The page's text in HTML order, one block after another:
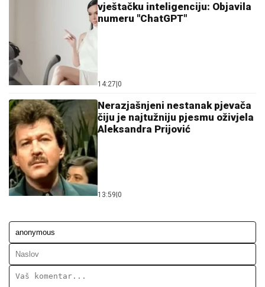
vještačku inteligenciju: Objavila
numeru "ChatGPT"
14:27 0
Nerazjašnjeni nestanak pjevača
čiju je najtužniju pjesmu oživjela
Aleksandra Prijović
13:59 0